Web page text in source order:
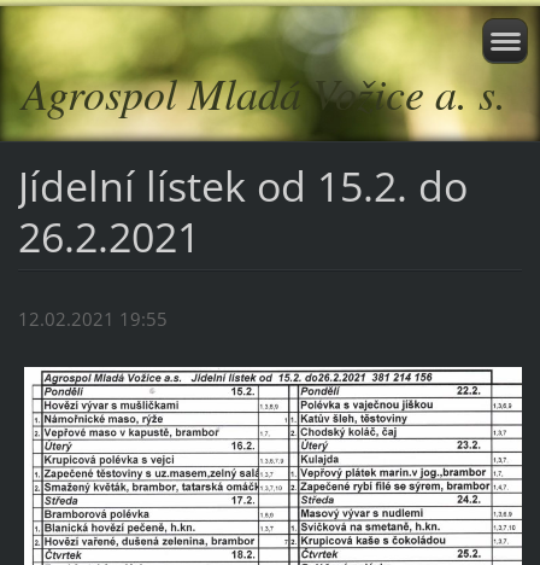
Agrospol Mladá Vožice a. s.
Jídelní lístek od 15.2. do
26.2.2021
12.02.2021 19:55